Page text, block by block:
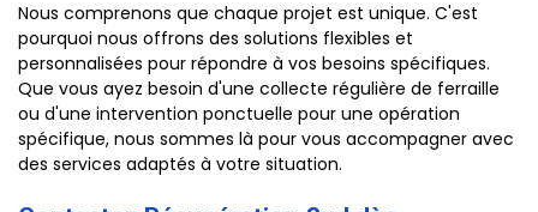
Nous comprenons que chaque projet est unique. C'est
pourquoi nous offrons des solutions flexibles et
personnalisées pour répondre à vos besoins spécifiques.
Que vous ayez besoin d'une collecte régulière de ferraille
ou d'une intervention ponctuelle pour une opération
spécifique, nous sommes là pour vous accompagner avec
des services adaptés à votre situation.